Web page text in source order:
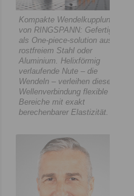
Kompakte Wendelkupplung
von RINGSPANN: Gefertigt
als One-piece-solution aus
rostfreiem Stahl oder
Aluminium. Helixförmig
verlaufende Nute – die
Wendeln – verleihen dieser
Wellenverbindung flexible
Bereiche mit exakt
berechenbarer Elastizität.